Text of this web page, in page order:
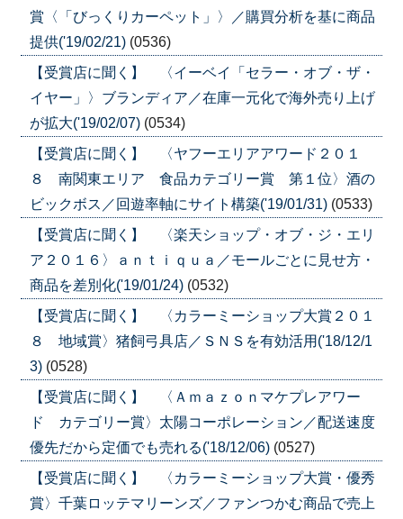
賞〈「びっくりカーペット」〉／購買分析を基に商品
提供('19/02/21) (0536)
【受賞店に聞く】 〈イーベイ「セラー・オブ・ザ・
イヤー」〉ブランディア／在庫一元化で海外売り上げ
が拡大('19/02/07) (0534)
【受賞店に聞く】 〈ヤフーエリアアワード２０１
８ 南関東エリア 食品カテゴリー賞 第１位〉酒の
ビックボス／回遊率軸にサイト構築('19/01/31) (0533)
【受賞店に聞く】 〈楽天ショップ・オブ・ジ・エリ
ア２０１６〉ａｎｔｉｑｕａ／モールごとに見せ方・
商品を差別化('19/01/24) (0532)
【受賞店に聞く】 〈カラーミーショップ大賞２０１
８ 地域賞〉猪飼弓具店／ＳＮＳを有効活用('18/12/1
3) (0528)
【受賞店に聞く】 〈Ａｍａｚｏｎマケプレアワー
ド カテゴリー賞〉太陽コーポレーション／配送速度
優先だから定価でも売れる('18/12/06) (0527)
【受賞店に聞く】 〈カラーミーショップ大賞・優秀
賞〉千葉ロッテマリーンズ／ファンつかむ商品で売上